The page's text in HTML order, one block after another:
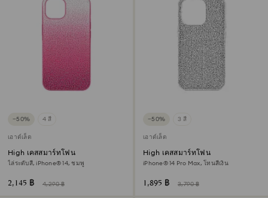
−50% 4 สี
เอาต์เล็ต
High เคสสมาร์ทโฟน
ไล่ระดับสี, iPhone® 14, ชมพู
2,145 ฿ 4,290 ฿
−50% 3 สี
เอาต์เล็ต
High เคสสมาร์ทโฟน
iPhone® 14 Pro Max, โทนสีเงิน
1,895 ฿ 3,790 ฿